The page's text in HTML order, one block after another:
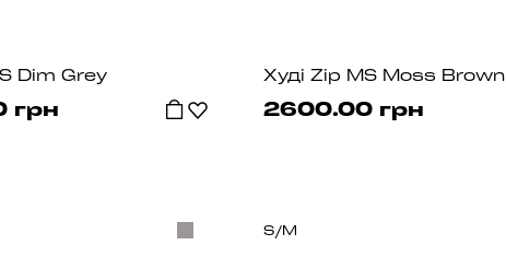
Dim Grey
грн
Худі Zip MS Moss Brown
2600.00 грн
S/M